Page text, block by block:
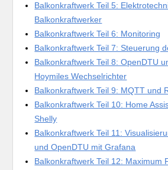
Balkonkraftwerk Teil 5:
Balkonkraftwerker
Balkonkraftwerk Teil 6: Monitoring
Balkonkraftwerk Teil 7: Steuerung
Balkonkraftwerk Teil 8: OpenDTU
Hoymiles Wechselrichter
Balkonkraftwerk Teil 9: MQTT und
Balkonkraftwerk Teil 10: Home
Shelly
Balkonkraftwerk Teil 11:
und OpenDTU mit Grafana
Balkonkraftwerk Teil 12: Maximum